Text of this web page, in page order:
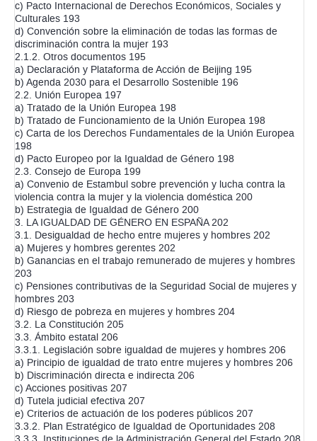
c) Pacto Internacional de Derechos Económicos, Sociales y
Culturales 193
d) Convención sobre la eliminación de todas las formas de
discriminación contra la mujer 193
2.1.2. Otros documentos 195
a) Declaración y Plataforma de Acción de Beijing 195
b) Agenda 2030 para el Desarrollo Sostenible 196
2.2. Unión Europea 197
a) Tratado de la Unión Europea 198
b) Tratado de Funcionamiento de la Unión Europea 198
c) Carta de los Derechos Fundamentales de la Unión Europea
198
d) Pacto Europeo por la Igualdad de Género 198
2.3. Consejo de Europa 199
a) Convenio de Estambul sobre prevención y lucha contra la
violencia contra la mujer y la violencia doméstica 200
b) Estrategia de Igualdad de Género 200
3. LA IGUALDAD DE GÉNERO EN ESPAÑA 202
3.1. Desigualdad de hecho entre mujeres y hombres 202
a) Mujeres y hombres gerentes 202
b) Ganancias en el trabajo remunerado de mujeres y hombres
203
c) Pensiones contributivas de la Seguridad Social de mujeres y
hombres 203
d) Riesgo de pobreza en mujeres y hombres 204
3.2. La Constitución 205
3.3. Ámbito estatal 206
3.3.1. Legislación sobre igualdad de mujeres y hombres 206
a) Principio de igualdad de trato entre mujeres y hombres 206
b) Discriminación directa e indirecta 206
c) Acciones positivas 207
d) Tutela judicial efectiva 207
e) Criterios de actuación de los poderes públicos 207
3.3.2. Plan Estratégico de Igualdad de Oportunidades 208